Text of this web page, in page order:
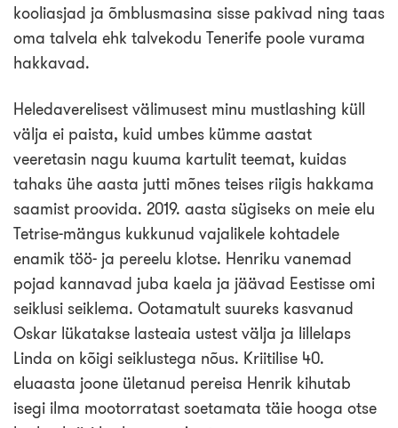
kooliasjad ja õmblusmasina sisse pakivad ning taas
oma talvela ehk talvekodu Tenerife poole vurama
hakkavad.
Heledaverelisest välimusest minu mustlashing küll
välja ei paista, kuid umbes kümme aastat
veeretasin nagu kuuma kartulit teemat, kuidas
tahaks ühe aasta jutti mõnes teises riigis hakkama
saamist proovida. 2019. aasta sügiseks on meie elu
Tetrise-mängus kukkunud vajalikele kohtadele
enamik töö- ja pereelu klotse. Henriku vanemad
pojad kannavad juba kaela ja jäävad Eestisse omi
seiklusi seiklema. Ootamatult suureks kasvanud
Oskar lükatakse lasteaia ustest välja ja lillelaps
Linda on kõigi seiklustega nõus. Kriitilise 40.
eluaasta joone ületanud pereisa Henrik kihutab
isegi ilma mootorratast soetamata täie hooga otse